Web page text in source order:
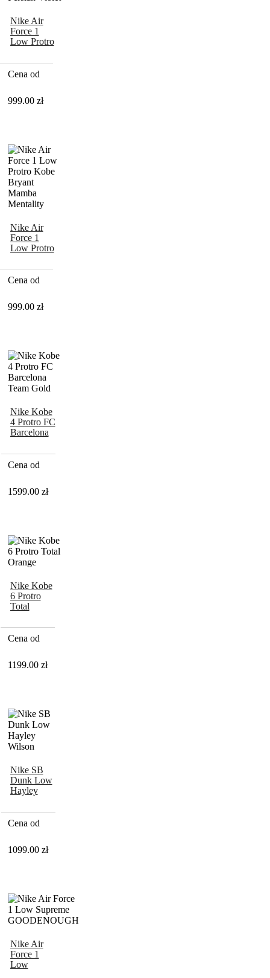
Nike Air
Force 1
Low Protro
Bryant x FC
Barcelona
Cena od
999.00 zł
Nike Air
Force 1
Low Protro
Bryant
Mamba
Cena od
999.00 zł
Nike Kobe
4 Protro FC
Barcelona
Cena od
1599.00 zł
Nike Kobe
6 Protro
Total
Cena od
1199.00 zł
Nike SB
Dunk Low
Hayley
Cena od
1099.00 zł
Nike Air
Force 1
Low